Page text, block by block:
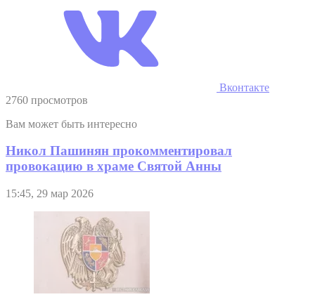
Вконтакте
2760 просмотров
Вам может быть интересно
Никол Пашинян прокомментировал
провокацию в храме Святой Анны
15:45, 29 мар 2026